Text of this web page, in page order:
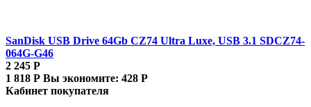
SanDisk USB Drive 64Gb CZ74 Ultra Luxe, USB 3.1 SDCZ74-
064G-G46
2 245 Р
1 818 Р Вы экономите: 428 Р
Кабинет покупателя